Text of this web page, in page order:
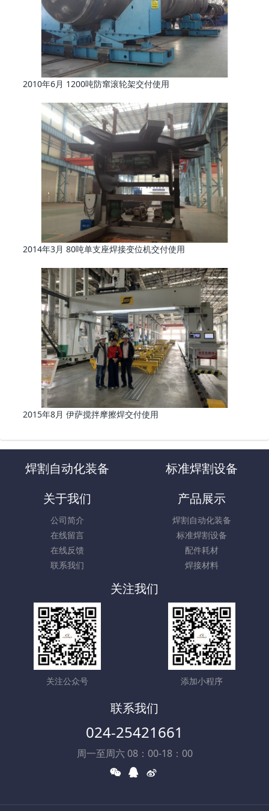
2010年6月 1200吨防窜滚轮架交付使用
2014年3月 80吨单支座焊接变位机交付使用
2015年8月 伊萨搅拌摩擦焊交付使用
焊割自动化装备
标准焊割设备
关于我们
公司简介
在线留言
在线反馈
联系我们
产品展示
焊割自动化装备
标准焊割设备
配件耗材
焊接材料
关注我们
关注公众号 添加小程序
联系我们
024-25421661
周一至周六 08：00-18：00